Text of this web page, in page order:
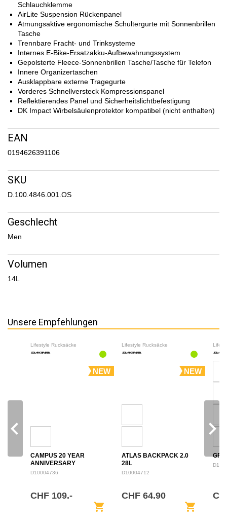
Schlauchklemme
AirLite Suspension Rückenpanel
Atmungsaktive ergonomische Schultergurte mit Sonnenbrillen
Tasche
Trennbare Fracht- und Trinksysteme
Internes E-Bike-Ersatzakku-Aufbewahrungssystem
Gepolsterte Fleece-Sonnenbrillen Tasche/Tasche für Telefon
Innere Organizertaschen
Ausklappbare externe Tragegurte
Vorderes Schnellversteck Kompressionspanel
Reflektierendes Panel und Sicherheitslichtbefestigung
DK Impact Wirbelsäulenprotektor kompatibel (nicht enthalten)
EAN
0194626391106
SKU
D.100.4846.001.OS
Geschlecht
Men
Volumen
14L
Unsere Empfehlungen
Lifestyle Rucksäcke
NEW
CAMPUS 20 YEAR
ANNIVERSARY
BACKPACK 28L
D10004736
CHF 109.-
shopping_cart
Lifestyle Rucksäcke
NEW
ATLAS BACKPACK 2.0
28L
D10004712
CHF 64.90
shopping_cart
navigate_before navigate_next